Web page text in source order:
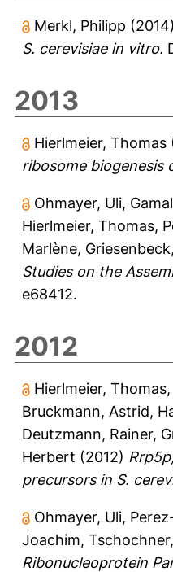
Merkl, Philipp (2014)
S. cerevisiae in vitro.
2013
Hierlmeier, Thomas
ribosome biogenesis
Ohmayer, Uli,
Hierlmeier, Thomas,
Marlène,
Studies on the
e68412.
2012
Hierlmeier, Thomas,
Bruckmann, Astrid,
Deutzmann, Rainer,
Herbert (2012)
precursors in S.
Ohmayer, Uli,
Joachim,
Ribonucleoprotein